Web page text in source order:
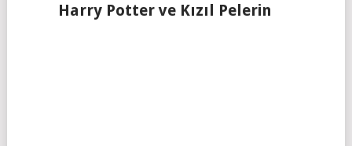
Harry Potter ve Kızıl Pelerin